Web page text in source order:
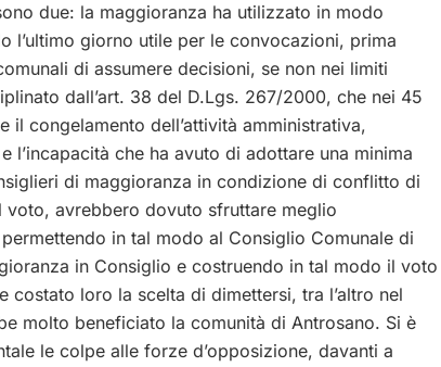
due: la maggioranza ha utilizzato in modo
l’ultimo giorno utile per le convocazioni, prima
di assumere decisioni, se non nei limiti
dall’art. 38 del D.Lgs. 267/2000, che nei 45
congelamento dell’attività amministrativa,
l’incapacità che ha avuto di adottare una minima
di maggioranza in condizione di conflitto di
voto, avrebbero dovuto sfruttare meglio
in tal modo al Consiglio Comunale di
in Consiglio e costruendo in tal modo il voto
loro la scelta di dimettersi, tra l’altro nel
molto beneficiato la comunità di Antrosano. Si è
le colpe alle forze d’opposizione, davanti a